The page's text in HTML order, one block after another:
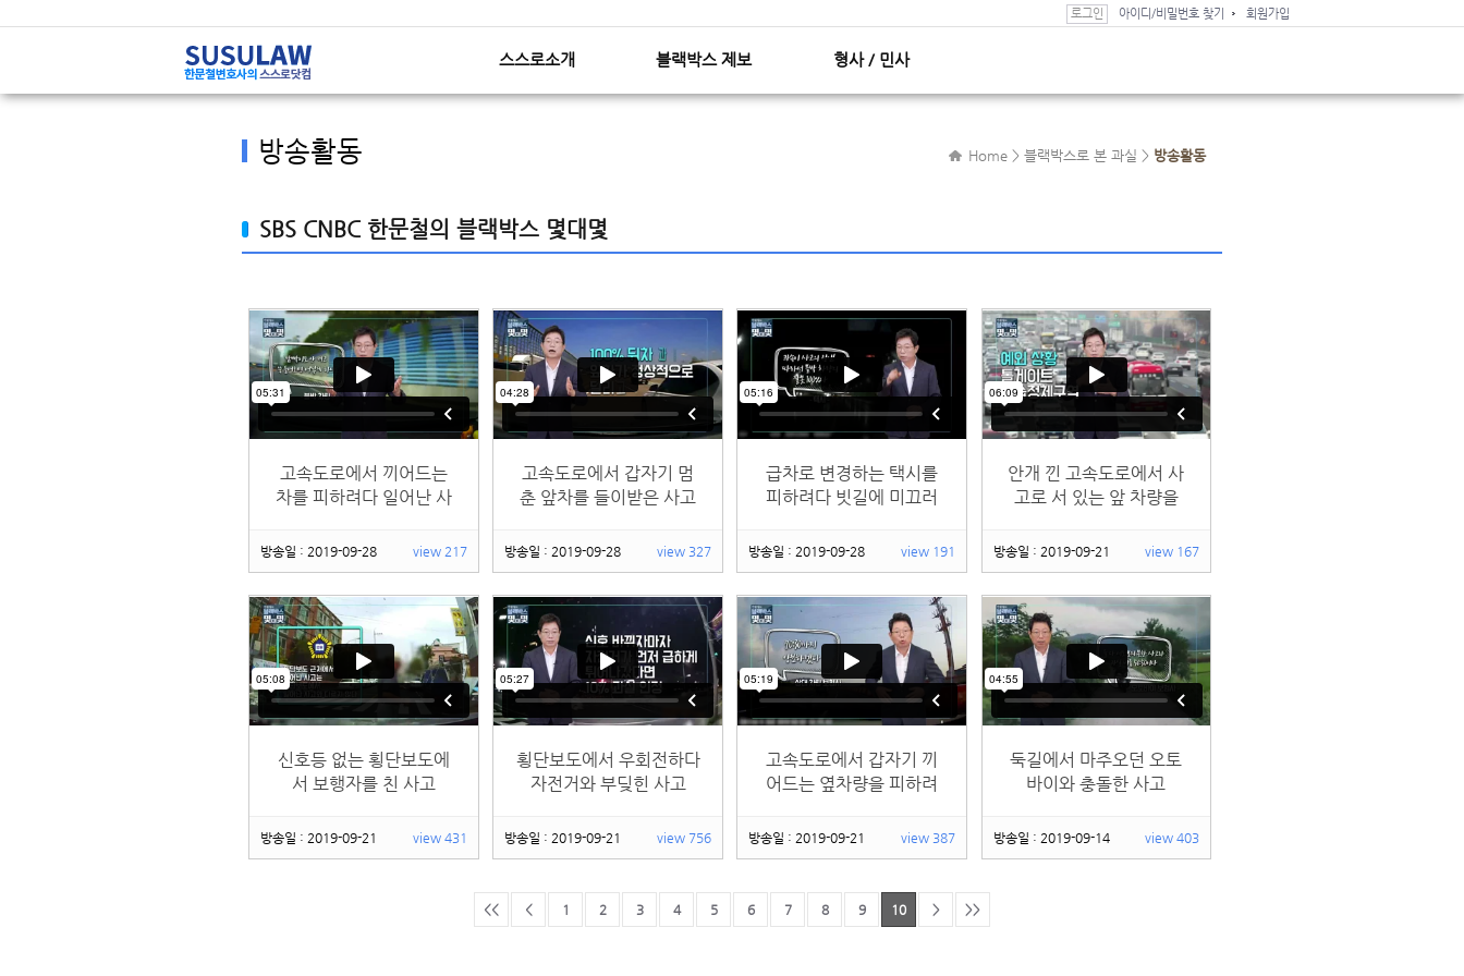
로그인 아이디/비밀번호 찾기 회원가입
스스로소개 블랙박스 제보 형사 / 민사
Home > 블랙박스로 본 과실 > 방송활동
방송활동
SBS CNBC 한문철의 블랙박스 몇대몇
고속도로에서 끼어드는
차를 피하려다 일어난 사
방송일 : 2019-09-28 view 217
고속도로에서 갑자기 멈
춘 앞차를 들이받은 사고
방송일 : 2019-09-28 view 327
급차로 변경하는 택시를
피하려다 빗길에 미끄러
방송일 : 2019-09-28 view 191
안개 낀 고속도로에서 사
고로 서 있는 앞 차량을
방송일 : 2019-09-21 view 167
신호등 없는 횡단보도에
서 보행자를 친 사고
방송일 : 2019-09-21 view 431
횡단보도에서 우회전하다
자전거와 부딪힌 사고
방송일 : 2019-09-21 view 756
고속도로에서 갑자기 끼
어드는 옆차량을 피하려
방송일 : 2019-09-21 view 387
둑길에서 마주오던 오토
바이와 충돌한 사고
방송일 : 2019-09-14 view 403
<< < 1 2 3 4 5 6 7 8 9 10 > >>